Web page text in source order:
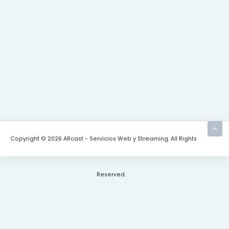
Copyright © 2026 ARcast - Servicios Web y Streaming. All Rights
Reserved.